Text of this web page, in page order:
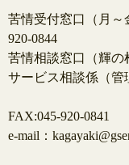
苦情受付窓口（月～
920‐0844
苦情相談窓口（輝
サービス相談係（
FAX:045‐920‐0841
e-mail：